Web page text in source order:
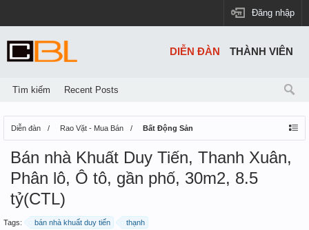
Đăng nhập
Diễn đàn Rao Vặt - Mua Bán Bất Động Sản
Bán nhà Khuất Duy Tiến, Thanh Xuân,
Phân lô, Ô tô, gần phố, 30m2, 8.5
tỷ(CTL)
Tags: bán nhà khuất duy tiến thạnh
DIỄN ĐÀN
Tìm kiếm Recent Posts
THÀNH VIÊN